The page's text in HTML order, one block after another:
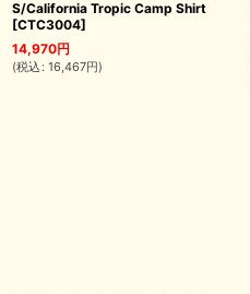
S/California Tropic Camp Shirt
[CTC3004]
14,970円
(税込 : 16,467円)